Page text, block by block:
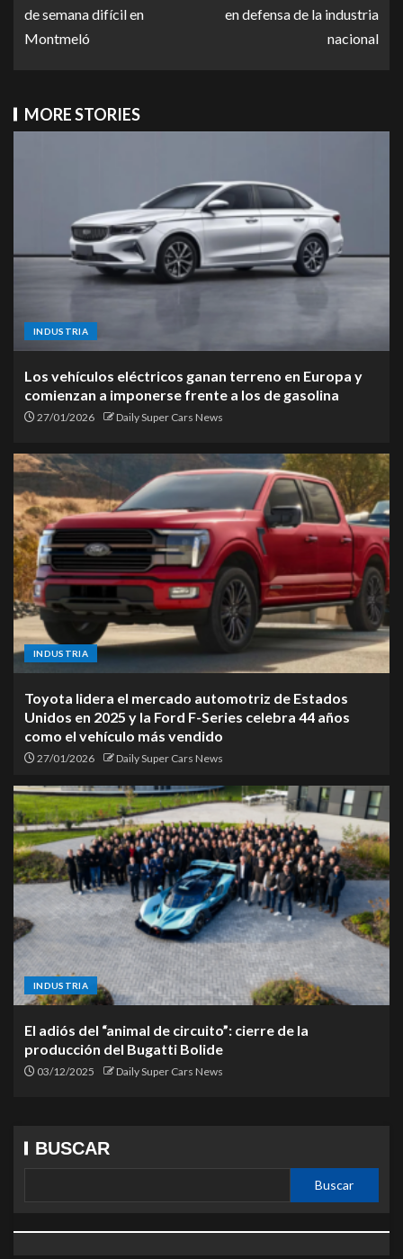
de semana difícil en
Montmeló
en defensa de la industria
nacional
MORE STORIES
INDUSTRIA
Los vehículos eléctricos ganan terreno en Europa y
comienzan a imponerse frente a los de gasolina
27/01/2026 Daily Super Cars News
INDUSTRIA
Toyota lidera el mercado automotriz de Estados
Unidos en 2025 y la Ford F-Series celebra 44 años
como el vehículo más vendido
27/01/2026 Daily Super Cars News
INDUSTRIA
El adiós del “animal de circuito”: cierre de la
producción del Bugatti Bolide
03/12/2025 Daily Super Cars News
BUSCAR
Buscar